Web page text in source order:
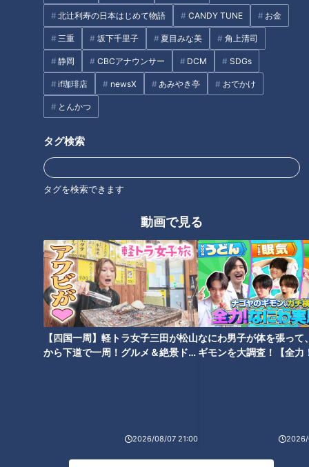
北辻利寿の日本はじめて物語 CANDY TUNE お金
三重 坂下千里子 夏目みな美 角上清司
静岡 CBCアナウンサー DCM SDGs
if珈琲店 newsX あみやき亭 おでかけ
とんかつ
タグ検索
タグを検索できます
動画で見る
【四国一周】軽トラ女子三田が松山
から下道で一周！グルメ＆絶景ドラ
2026/08/07 21:00
なにわ男子が体を張って
ギモンを大調査！【全力
2026/
オススメ関連コンテンツ
口癖は「知らんけど」！関西出
身のCBC小川実桜アナに「100
の質問」！入れ替わるなら大谷
【撃沈】友廣アナが高級クラブ
【仕事の日】柳沢アナが自撮り
でお仕事の1日に密着！チャン
ト！、ナレ撮り、YouTube…地
方局アナウンサーのルーティン
トークで大事なのは「間」！若
狭アナが若手アナにトーク術を
伝授！滑った時の心構えは？